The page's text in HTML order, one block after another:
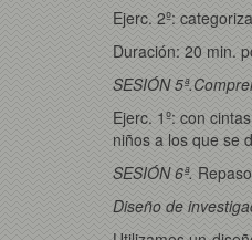
Ejerc. 2º:
Duración: 20 min.
SESIÓN 5ª.
Ejerc. 1º: con
niños a los que se
SESIÓN 6ª.
Diseño de